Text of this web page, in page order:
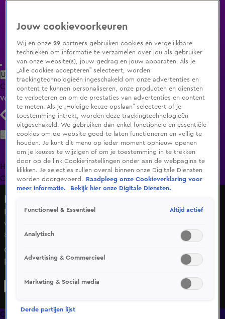
Uitzending Gemist Populaire programma's Zenders Genres
ClipsFilmsRadioSmart TV inlogShop
Volg KIJK
Zoeken
HomeUitzending Gemist Programma's De Bondgenoten
OranjezomerLivestreamsShop
Dierenstichtingen hebben dringend geld nodig: veilig
werken steeds lastiger
8 juni 2025, 22:17
Geen geld voor beschermende handschoenen om wilde
katten op te pakken of een muilkorf voor agressieve
geldtekorten.
Overzicht
Jouw cookievoorkeuren
Wij en onze29 partners gebruiken cookies en vergelijkbare
technieken om informatie te verzamelen over jou als gebruiker
van onze website(s), jouw gedrag en jouw apparaten. Als je
„Alle cookies accepteren” selecteert, worden
trackingtechnologieën ingeschakeld om onze advertenties en
content te kunnen personaliseren, onze producten en diensten
te verbeteren en om de prestaties van advertenties en content
te meten. Als je „Huidige keuze opslaan” selecteert of je
toestemming intrekt, worden deze trackingtechnologieën
uitgeschakeld. We gebruiken dan enkel functionele en essentiële
cookies om de website goed te laten functioneren en veilig te
houden. Je kunt dit menu op ieder moment opnieuw openen
om je keuzes te wijzigen of om je toestemming in te trekken
door op de link Cookie-instellingen onder aan de webpagina te
klikken. Je selecties zullen overal binnen onze Digitale Diensten
worden doorgevoerd.
Raadpleeg onze Cookieverklaring voor
meer informatie.
Bekijk hier onze Digitale Diensten.
Functioneel & Essentieel Altijd actief
Analytisch
Advertising & Commercieel
Marketing & Social media
Derde partijen lijst